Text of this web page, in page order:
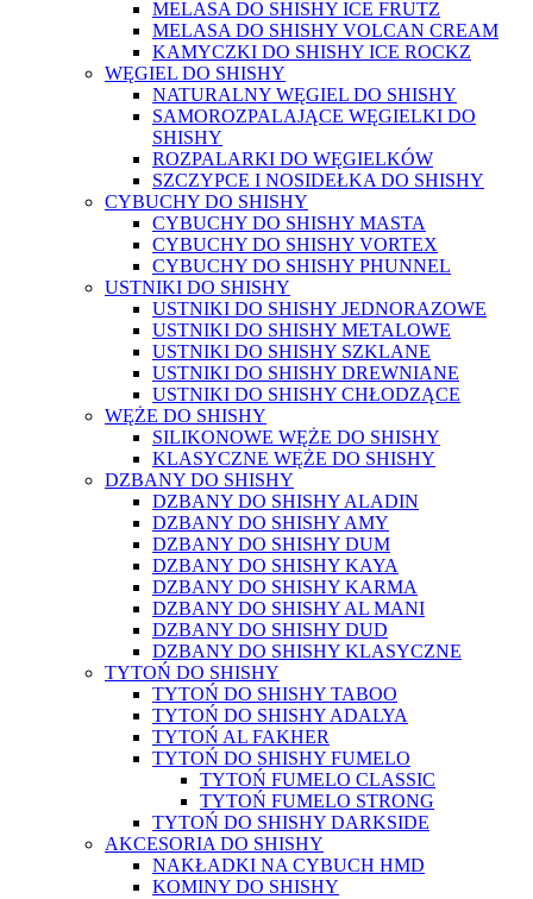
MELASA DO SHISHY ICE FRUTZ
MELASA DO SHISHY VOLCAN CREAM
KAMYCZKI DO SHISHY ICE ROCKZ
WĘGIEL DO SHISHY
NATURALNY WĘGIEL DO SHISHY
SAMOROZPALAJĄCE WĘGIELKI DO
SHISHY
ROZPALARKI DO WĘGIELKÓW
SZCZYPCE I NOSIDEŁKA DO SHISHY
CYBUCHY DO SHISHY
CYBUCHY DO SHISHY MASTA
CYBUCHY DO SHISHY VORTEX
CYBUCHY DO SHISHY PHUNNEL
USTNIKI DO SHISHY
USTNIKI DO SHISHY JEDNORAZOWE
USTNIKI DO SHISHY METALOWE
USTNIKI DO SHISHY SZKLANE
USTNIKI DO SHISHY DREWNIANE
USTNIKI DO SHISHY CHŁODZĄCE
WĘŻE DO SHISHY
SILIKONOWE WĘŻE DO SHISHY
KLASYCZNE WĘŻE DO SHISHY
DZBANY DO SHISHY
DZBANY DO SHISHY ALADIN
DZBANY DO SHISHY AMY
DZBANY DO SHISHY DUM
DZBANY DO SHISHY KAYA
DZBANY DO SHISHY KARMA
DZBANY DO SHISHY AL MANI
DZBANY DO SHISHY DUD
DZBANY DO SHISHY KLASYCZNE
TYTOŃ DO SHISHY
TYTOŃ DO SHISHY TABOO
TYTOŃ DO SHISHY ADALYA
TYTOŃ AL FAKHER
TYTOŃ DO SHISHY FUMELO
TYTOŃ FUMELO CLASSIC
TYTOŃ FUMELO STRONG
TYTOŃ DO SHISHY DARKSIDE
AKCESORIA DO SHISHY
NAKŁADKI NA CYBUCH HMD
KOMINY DO SHISHY